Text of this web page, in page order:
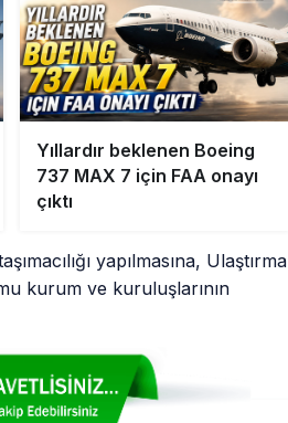
Yıllardır beklenen Boeing
737 MAX 7 için FAA onayı
çıktı
yapılmasına, Ulaştırma
kurum ve kuruluşlarının